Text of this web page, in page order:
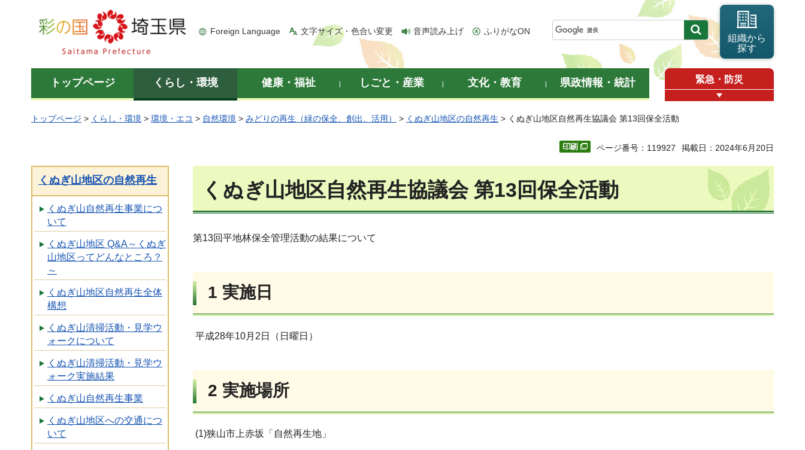
彩の国 埼玉県
Foreign Language 文字サイズ・色合い変更 音声読み上げ ふりがなON
組織から
探す
トップページ くらし・環境 健康・福祉 しごと・産業 文化・教育 県政情報・統計 緊急・防災
トップページ > くらし・環境 > 環境・エコ > 自然環境 > みどりの再生（緑の保全、創出、活用） > くぬぎ山地区の自然再生 > くぬぎ山地区自然再生協議会 第13回保全活動
ページ番号：119927 掲載日：2024年6月20日
くぬぎ山地区の自然再生
くぬぎ山自然再生事業につ
いて
くぬぎ山地区 Q&A～くぬぎ
山地区ってどんなところ？
～
くぬぎ山地区自然再生全体
構想
くぬぎ山清掃活動・見学ウ
ォークについて
くぬぎ山清掃活動・見学ウ
ォーク実施結果
くぬぎ山自然再生事業
くぬぎ山地区への交通につ
いて
くぬぎ山地区自然再生協議会 第13回保全活動
第13回平地林保全管理活動の結果について
1 実施日
平成28年10月2日（日曜日）
2 実施場所
(1)狭山市上赤坂「自然再生地」